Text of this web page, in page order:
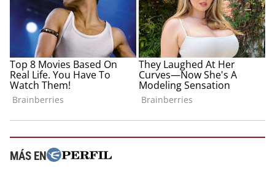
MÁS EN